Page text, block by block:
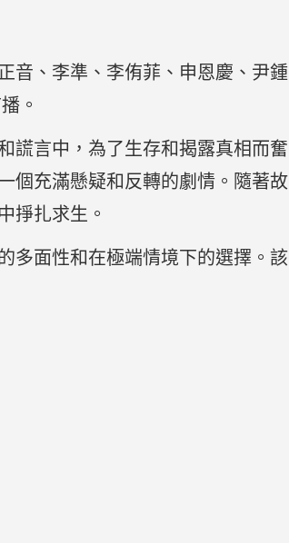
音、李準、李侑菲、申恩慶、尹鍾
。
謊言中，為了生存和揭露真相而奮
個充滿懸疑和反轉的劇情。隨著故
掙扎求生。
多面性和在極端情境下的選擇。該